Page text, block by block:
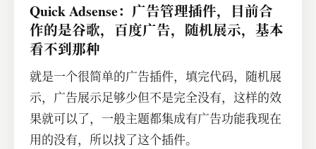
Quick Adsense：广告管理插件，目前合
作的是谷歌，百度广告，随机展示，基本
看不到那种
就是一个很简单的广告插件，填完代码，随机展
示，广告展示足够少但不是完全没有，这样的效
果就可以了，一般主题都集成有广告功能我现在
用的没有，所以找了这个插件。